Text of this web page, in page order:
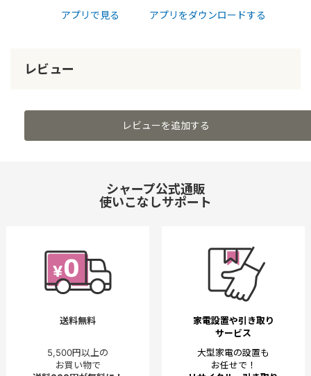
アプリで見る アプリをダウンロードする
レビュー
レビューを追加する
シャープ公式通販
使いこなしサポート
送料無料
5,500円以上の
お買い物で
家電設置や引き取り
サービス
大型家電の設置も
お任せで！